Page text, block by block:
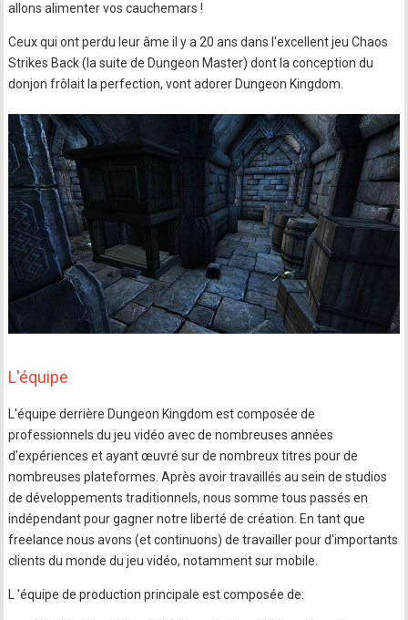
allons alimenter vos cauchemars !
Ceux qui ont perdu leur âme il y a 20 ans dans l'excellent jeu Chaos
Strikes Back (la suite de Dungeon Master) dont la conception du
donjon frôlait la perfection, vont adorer Dungeon Kingdom.
L'équipe
L'équipe derrière Dungeon Kingdom est composée de
professionnels du jeu vidéo avec de nombreuses années
d'expériences et ayant œuvré sur de nombreux titres pour de
nombreuses plateformes. Après avoir travaillés au sein de studios
de développements traditionnels, nous somme tous passés en
indépendant pour gagner notre liberté de création. En tant que
freelance nous avons (et continuons) de travailler pour d'importants
clients du monde du jeu vidéo, notamment sur mobile.
L 'équipe de production principale est composée de: